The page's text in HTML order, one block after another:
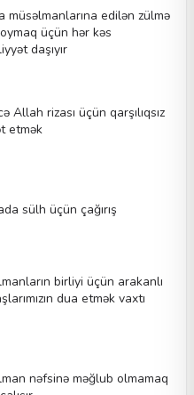
müsəlmanlarına edilən zülmə
üçün hər kəs
daşıyır
Allah rizası üçün qarşılıqsız
etmək
sülh üçün çağırış
birliyi üçün arakanlı
dua etmək vaxtı
nəfsinə məğlub olmamaq